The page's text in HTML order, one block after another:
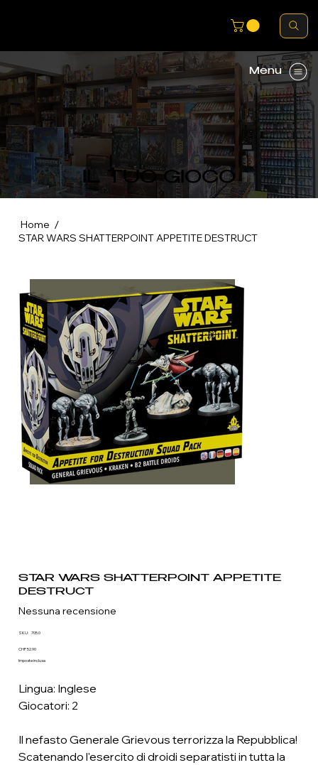
IL TUO GIOCO
Menu
Home /
STAR WARS SHATTERPOINT APPETITE DESTRUCT
STAR WARS SHATTERPOINT APPETITE
DESTRUCT
Nessuna recensione
SKU: SKU
705.0
Prezzo
CHF 52.90
Imposte inclusa
Lingua: Inglese
Giocatori: 2
Il nefasto Generale Grievous terrorizza la Repubblica!
Scatenando l'esercito di droidi separatisti in tutta la